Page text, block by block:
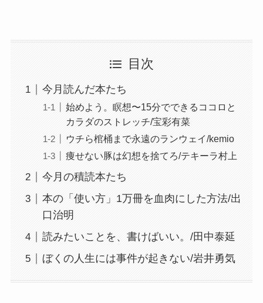
目次
今月読んだ本たち
始めよう。瞑想〜15分でできるココロと
カラダのストレッチ/宝彩有菜
ウチら棺桶まで永遠のランウェイ/kemio
痩せない豚は幻想を捨てろ/テキーラ村上
今月の積読本たち
本の「使い方」1万冊を血肉にした方法/出
口治明
読みたいことを、書けばいい。/田中泰延
ぼくの人生には事件が起きない/岩井勇気